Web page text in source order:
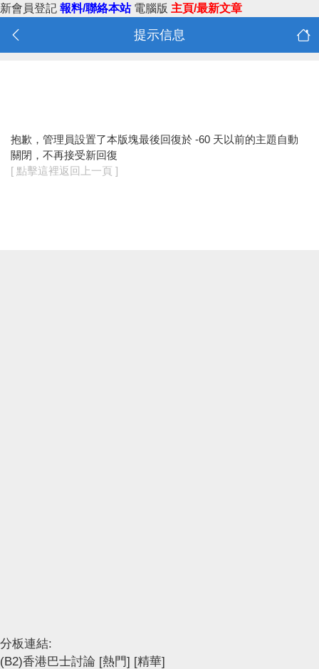
新會員登記 報料/聯絡本站 電腦版 主頁/最新文章
提示信息
抱歉，管理員設置了本版塊最後回復於 -60 天以前的主題自動
關閉，不再接受新回復
[ 點擊這裡返回上一頁 ]
分板連結:
(B2)香港巴士討論 [熱門] [精華]